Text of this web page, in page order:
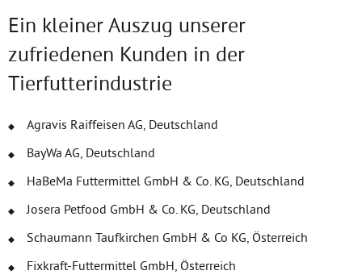
Ein kleiner Auszug unserer
zufriedenen Kunden in der
Tierfutterindustrie
Agravis Raiffeisen AG, Deutschland
BayWa AG, Deutschland
HaBeMa Futtermittel GmbH & Co. KG, Deutschland
Josera Petfood GmbH & Co. KG, Deutschland
Schaumann Taufkirchen GmbH & Co KG, Österreich
Fixkraft-Futtermittel GmbH, Österreich